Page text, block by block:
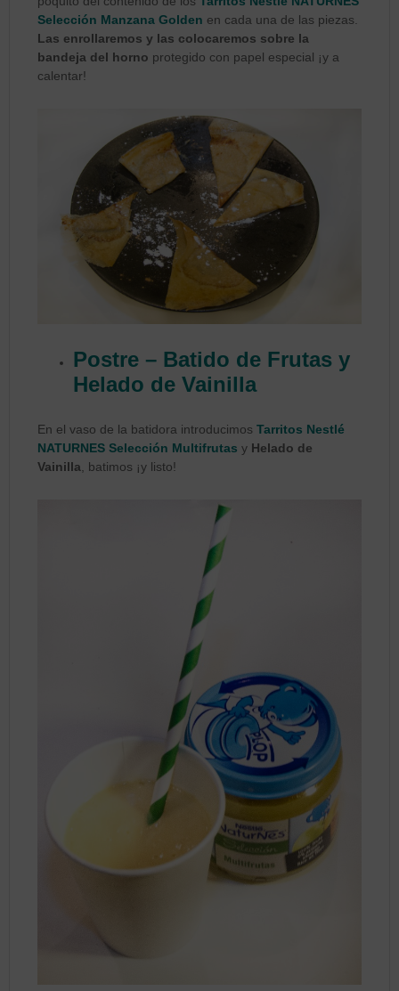
Selección Manzana Golden en cada una de las piezas.
Las enrollaremos y las colocaremos sobre la
bandeja del horno protegido con papel especial ¡y a
calentar!
Postre – Batido de Frutas y
Helado de Vainilla
En el vaso de la batidora introducimosTarritos Nestlé
NATURNES Selección Multifrutas y Helado de
Vainilla , batimos ¡y listo!